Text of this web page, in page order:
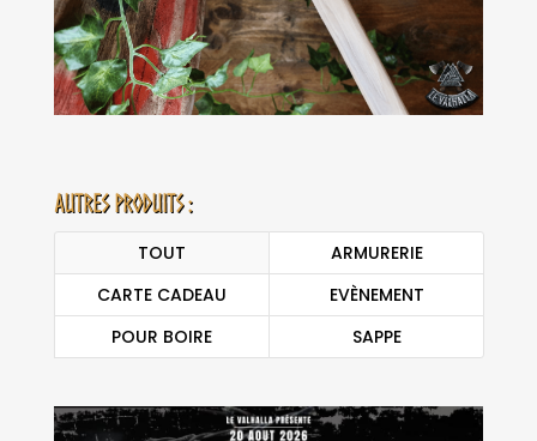
Autres produits :
TOUT
ARMURERIE
CARTE CADEAU
EVÈNEMENT
POUR BOIRE
SAPPE